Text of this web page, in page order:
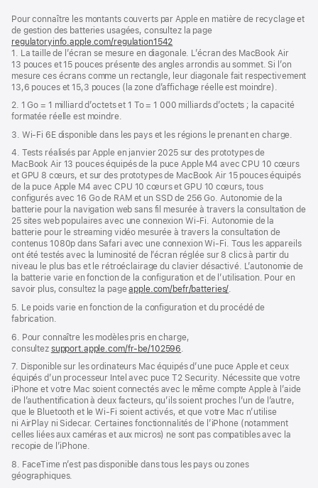
de
page
de
bas
de
page
Pour connaître les montants couverts par Apple en matière de recyclage et
de gestion des batteries usagées, consultez la page
regulatoryinfo.apple.com/regulation1542
dans
une
nouvelle
fenêtre)
1. La taille de l’écran se mesure en diagonale. L’écran des MacBook Air
13 pouces et 15 pouces présente des angles arrondis au sommet. Si l’on
mesure ces écrans comme un rectangle, leur diagonale fait respectivement
13,6 pouces et 15,3 pouces (la zone d’affichage réelle est moindre).
2. 1 Go = 1 milliard d’octets et 1 To = 1 000 milliards d’octets ; la capacité
formatée réelle est moindre.
3. Wi-Fi 6E disponible dans les pays et les régions le prenant en charge.
4. Tests réalisés par Apple en janvier 2025 sur des prototypes de
MacBook Air 13 pouces équipés de la puce Apple M4 avec CPU 10 cœurs
et GPU 8 cœurs, et sur des prototypes de MacBook Air 15 pouces équipés
de la puce Apple M4 avec CPU 10 cœurs et GPU 10 cœurs, tous
configurés avec 16 Go de RAM et un SSD de 256 Go. Autonomie de la
batterie pour la navigation web sans fil mesurée à travers la consultation de
25 sites web populaires avec une connexion Wi-Fi. Autonomie de la
batterie pour le streaming vidéo mesurée à travers la consultation de
contenus 1080p dans Safari avec une connexion Wi-Fi. Tous les appareils
ont été testés avec la luminosité de l’écran réglée sur 8 clics à partir du
niveau le plus bas et le rétroéclairage du clavier désactivé. L’autonomie de
la batterie varie en fonction de la configuration et de l’utilisation. Pour en
savoir plus, consultez la pageapple.com/befr/batteries/.
5. Le poids varie en fonction de la configuration et du procédé de
fabrication.
6. Pour connaître les modèles pris en charge,
consultez support.apple.com/fr-be/102596
7. Disponible sur les ordinateurs Mac équipés d’une puce Apple et ceux
équipés d’un processeur Intel avec puce T2 Security. Nécessite que votre
iPhone et votre Mac soient connectés avec le même compte Apple à l’aide
de l’authentification à deux facteurs, qu’ils soient proches l’un de l’autre,
que le Bluetooth et le Wi-Fi soient activés, et que votre Mac n’utilise
ni AirPlay ni Sidecar. Certaines fonctionnalités de l’iPhone (notamment
celles liées aux caméras et aux micros) ne sont pas compatibles avec la
recopie de l’iPhone.
8. FaceTime n’est pas disponible dans tous les pays ou zones
géographiques.